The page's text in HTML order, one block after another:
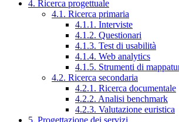
4. Ricerca progettuale
4.1. Ricerca primaria
4.1.1. Interviste
4.1.2. Questionari
4.1.3. Test di usabilità
4.1.4. Web analytics
4.1.5. Strumenti di
4.2. Ricerca secondaria
4.2.1. Ricerca documentale
4.2.2. Analisi benchmark
4.2.3. Valutazione euristica
5. Progettazione dei servizi